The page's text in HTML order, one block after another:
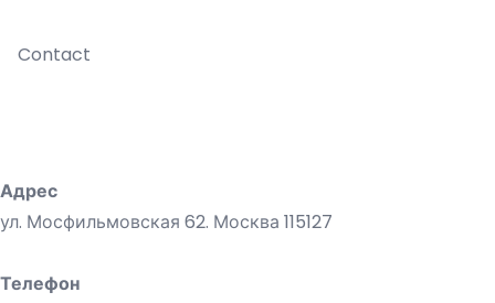
Contact
Адрес
ул. Мосфильмовская 62. Москва 115127
Телефон